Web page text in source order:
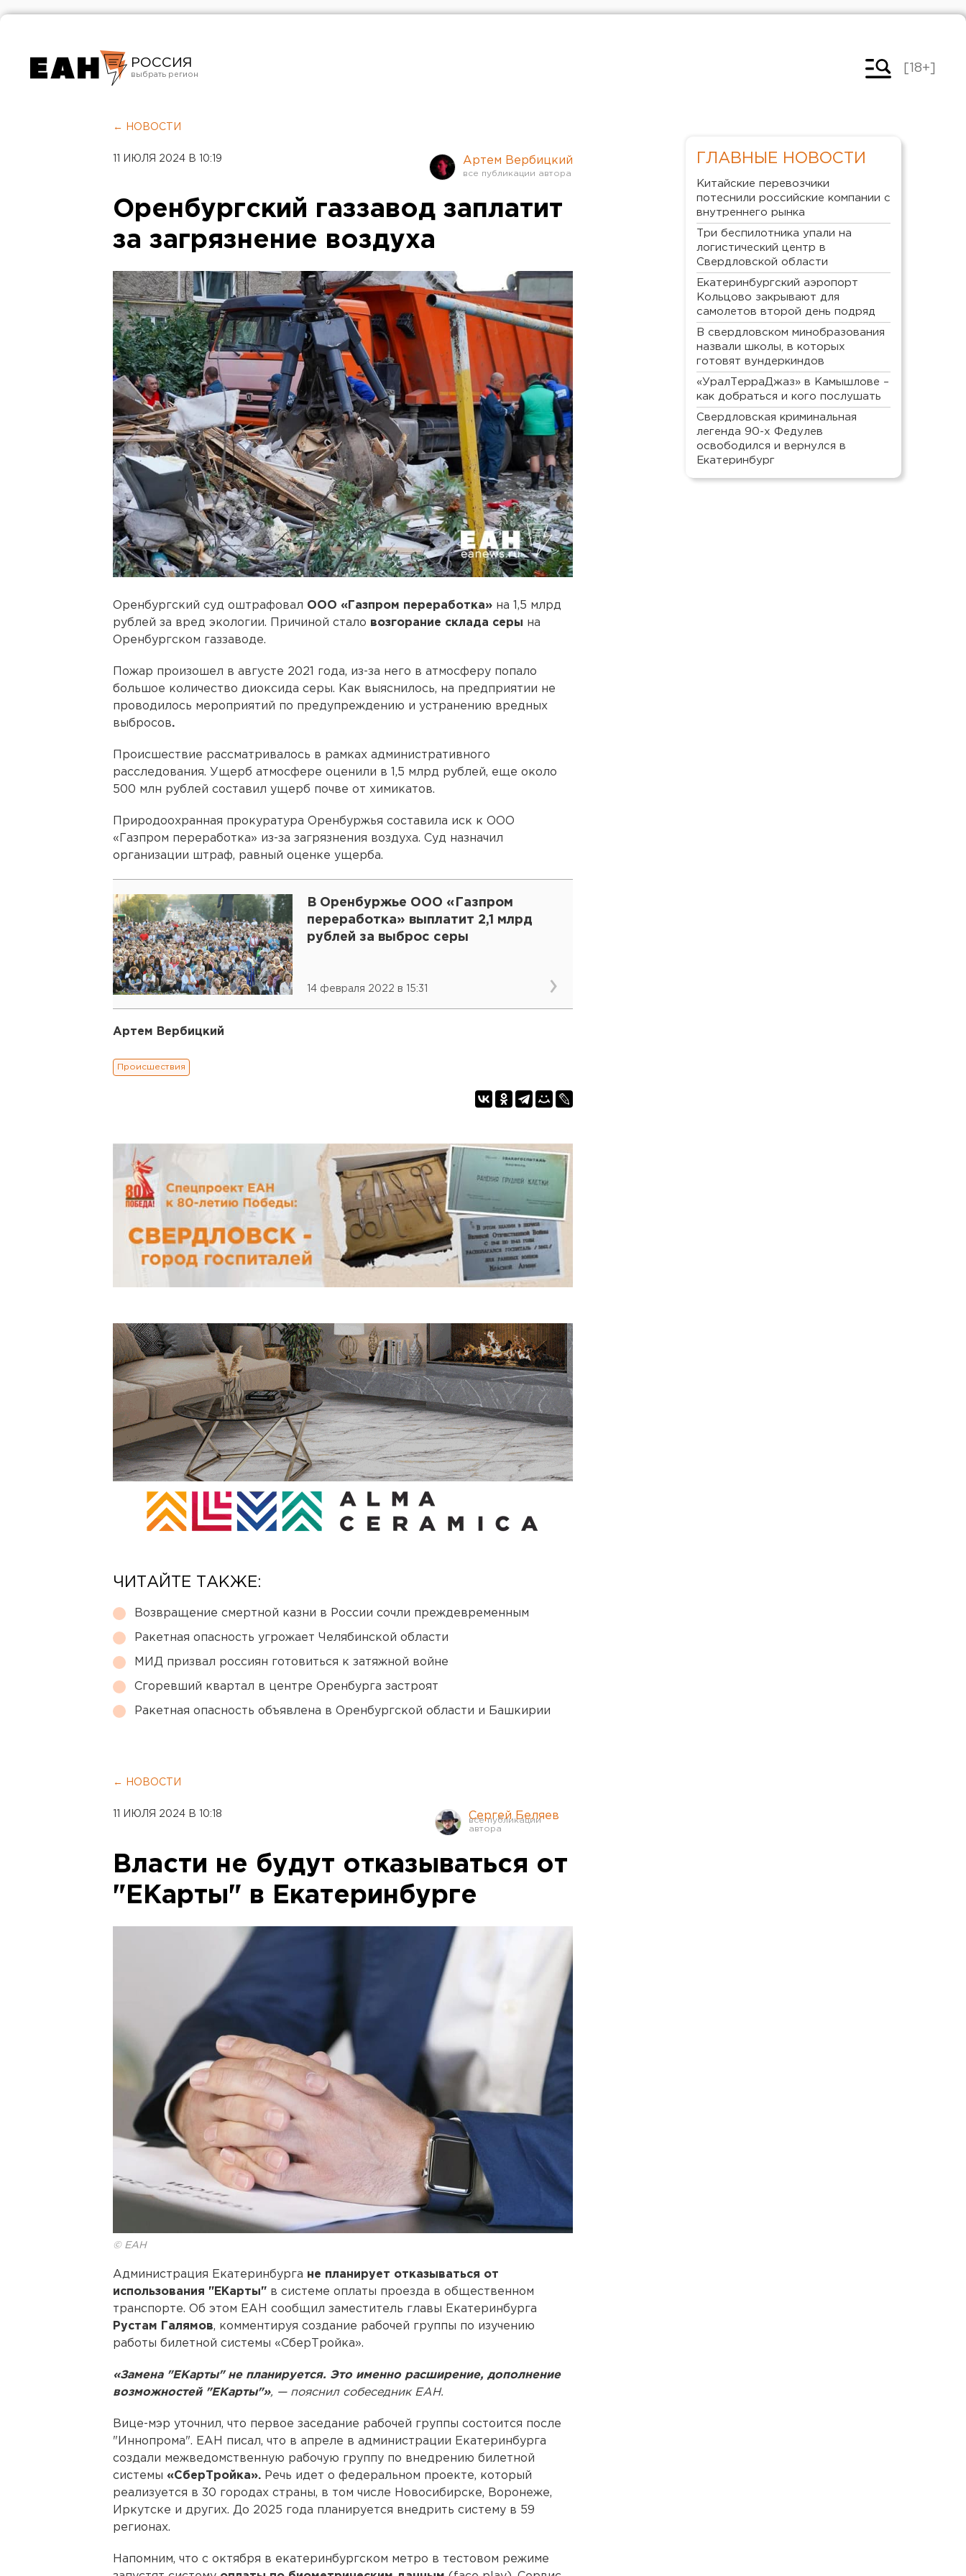
РОССИЯ
Челябинск
[18+]
← НОВОСТИ
11 ИЮЛЯ 2024 В 10:19 Артем Вербицкий
Оренбургский газзавод заплатит
за загрязнение воздуха
Оренбургский суд оштрафовал ООО «Газпром переработка» на 1,5 млрд
рублей за вред экологии. Причиной стало возгорание склада серы на
Оренбургском газзаводе.
Пожар произошел в августе 2021 года, из-за него в атмосферу попало
большое количество диоксида серы. Как выяснилось, на предприятии не
проводилось мероприятий по предупреждению и устранению вредных
выбросов.
Происшествие рассматривалось в рамках административного
расследования. Ущерб атмосфере оценили в 1,5 млрд рублей, еще около
500 млн рублей составил ущерб почве от химикатов.
Природоохранная прокуратура Оренбуржья составила иск к ООО
«Газпром переработка» из-за загрязнения воздуха. Суд назначил
организации штраф, равный оценке ущерба.
В Оренбуржье ООО «Газпром
переработка» выплатит 2,1 млрд
рублей за выброс серы
14 февраля 2022 в 15:31
Артем Вербицкий
Происшествия
ЧИТАЙТЕ ТАКЖЕ:
Возвращение смертной казни в России сочли преждевременным
Ракетная опасность угрожает Челябинской области
МИД призвал россиян готовиться к затяжной войне
Сгоревший квартал в центре Оренбурга застроят
Ракетная опасность объявлена в Оренбургской области и Башкирии
← НОВОСТИ
11 ИЮЛЯ 2024 В 10:18 Сергей Беляев
Власти не будут отказываться от
"ЕКарты" в Екатеринбурге
© ЕАН
Администрация Екатеринбурга не планирует отказываться от
использования "ЕКарты" в системе оплаты проезда в общественном
транспорте. Об этом ЕАН сообщил заместитель главы Екатеринбурга
Рустам Галямов, комментируя создание рабочей группы по изучению
работы билетной системы «СберТройка».
«Замена "ЕКарты" не планируется. Это именно расширение, дополнение
возможностей "ЕКарты"», — пояснил собеседник ЕАН.
Вице-мэр уточнил, что первое заседание рабочей группы состоится после
"Иннопрома". ЕАН писал, что в апреле в администрации Екатеринбурга
создали межведомственную рабочую группу по внедрению билетной
системы «СберТройка». Речь идет о федеральном проекте, который
реализуется в 30 городах страны, в том числе Новосибирске, Воронеже,
Иркутске и других. До 2025 года планируется внедрить систему в 59
регионах.
Напомним, что с октября в екатеринбургском метро в тестовом режиме
ГЛАВНЫЕ НОВОСТИ
Китайские перевозчики
потеснили российские компании с
внутреннего рынка
Три беспилотника упали на
логистический центр в
Свердловской области
Екатеринбургский аэропорт
Кольцово закрывают для
самолетов второй день подряд
В свердловском минобразования
назвали школы, в которых
готовят вундеркиндов
«УралТерраДжаз» в Камышлове –
как добраться и кого послушать
Свердловская криминальная
легенда 90-х Федулев
освободился и вернулся в
Екатеринбург